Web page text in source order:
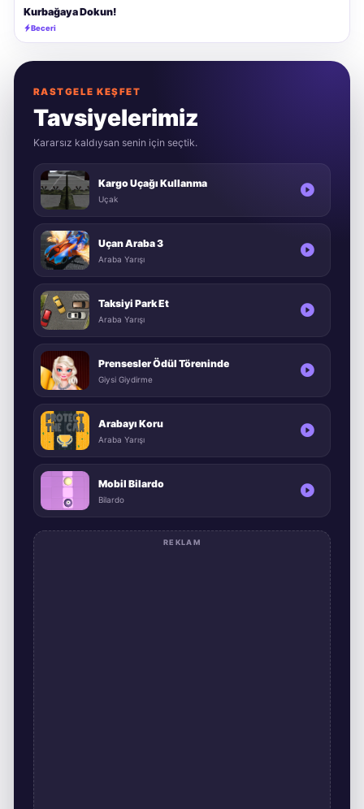
Kurbağaya Dokun!
Beceri
RASTGELE KEŞFET
Tavsiyelerimiz
Kararsız kaldıysan senin için seçtik.
Kargo Uçağı Kullanma
Uçak
Uçan Araba 3
Araba Yarışı
Taksiyi Park Et
Araba Yarışı
Prensesler Ödül Töreninde
Giysi Giydirme
Arabayı Koru
Araba Yarışı
Mobil Bilardo
Bilardo
REKLAM